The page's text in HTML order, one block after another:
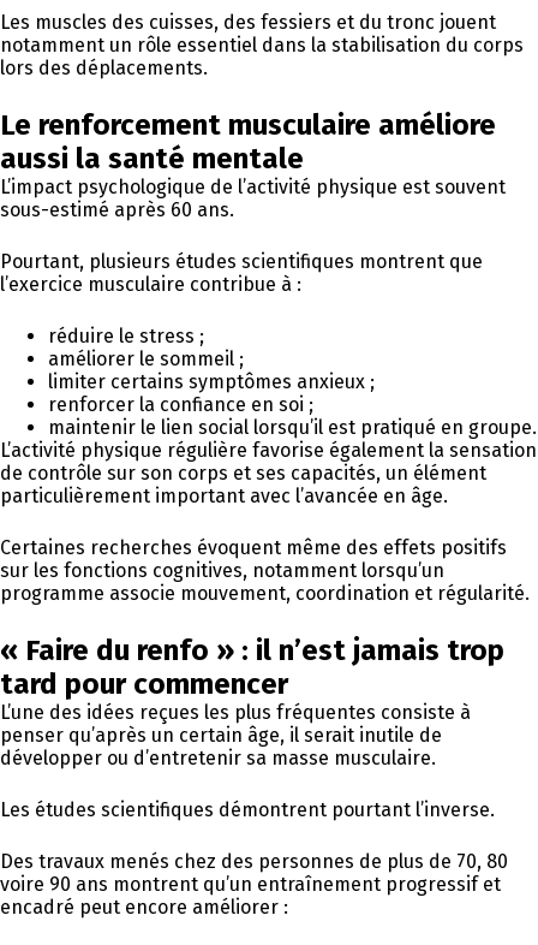
Les muscles des cuisses, des fessiers et du tronc jouent
notamment un rôle essentiel dans la stabilisation du corps
lors des déplacements.
Le renforcement musculaire améliore
aussi la santé mentale
L’impact psychologique de l’activité physique est souvent
sous-estimé après 60 ans.
Pourtant, plusieurs études scientifiques montrent que
l’exercice musculaire contribue à :
réduire le stress ;
améliorer le sommeil ;
limiter certains symptômes anxieux ;
renforcer la confiance en soi ;
maintenir le lien social lorsqu’il est pratiqué en groupe.
L’activité physique régulière favorise également la sensation
de contrôle sur son corps et ses capacités, un élément
particulièrement important avec l’avancée en âge.
Certaines recherches évoquent même des effets positifs
sur les fonctions cognitives, notamment lorsqu’un
programme associe mouvement, coordination et régularité.
« Faire du renfo » : il n’est jamais trop
tard pour commencer
L’une des idées reçues les plus fréquentes consiste à
penser qu’après un certain âge, il serait inutile de
développer ou d’entretenir sa masse musculaire.
Les études scientifiques démontrent pourtant l’inverse.
Des travaux menés chez des personnes de plus de 70, 80
voire 90 ans montrent qu’un entraînement progressif et
encadré peut encore améliorer :